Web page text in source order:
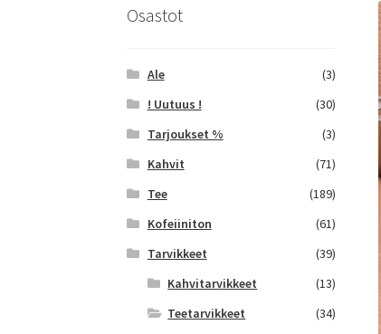
Osastot
Ale
(3)
! Uutuus !
(30)
Tarjoukset %
(3)
Kahvit
(71)
Tee
(189)
Kofeiiniton
(61)
Tarvikkeet
(39)
Kahvitarvikkeet
(13)
Teetarvikkeet
(34)